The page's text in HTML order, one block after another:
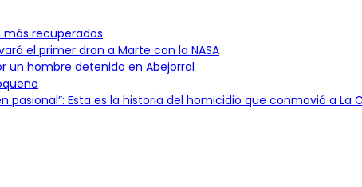
recuperados
el primer dron a Marte con la NASA
un hombre detenido en Abejorral
Esta es la historia del homicidio que conmovió a La